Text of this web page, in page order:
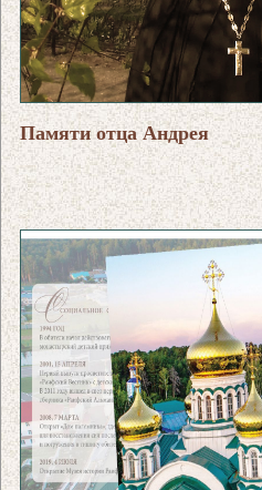
Памяти отца Андрея